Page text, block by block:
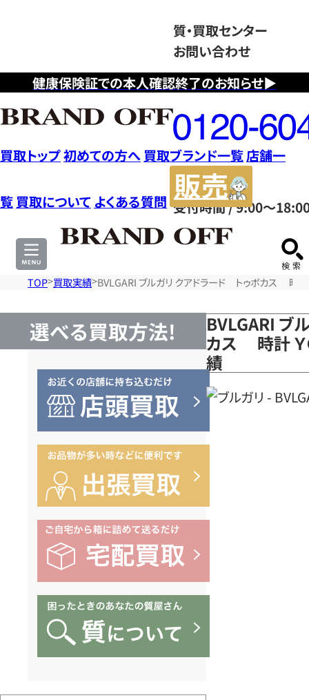
健康保険証での本人確認終了のお知らせ▶
質・買取センター
お問い合わせ
フ
リ
ー
ダ
イ
ヤ
ル
0120604117
受付時間 / 9:00～
買取トップ初めての方へ 買取ブランド一覧店舗一
覧 買取について よくある質問
サ
TOP 買取実績 BVLGARI ブルガリ クアドラード トゥボカス 時
選べる買取方法!
BVLGARI ブ
カス 時計 Ｙ
績